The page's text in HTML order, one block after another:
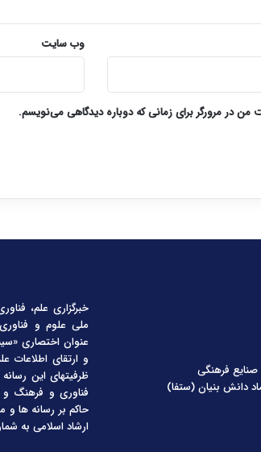
وب‌ سایت
من در مرورگر برای زمانی که دوباره دیدگاهی می‌نویسم.
فرهنگی
دانش بنیان (ستفا)
خبرگزاری علم،
ملی علوم و
و ارتقای اطلاعات
ظرفیتهای این
فناوری و فرهنگ
حاکم بر رسانه ها
ارشاد اسلامی به شماره 70016 فعالیت خود را آغاز